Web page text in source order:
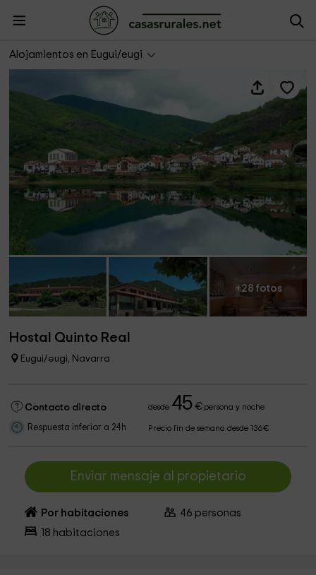
Alojamientos en Eugui/eugi
Hostal Quinto Real
+28 fotos
Hostal Quinto Real
Eugui/eugi, Navarra
Contacto directo desde 45 €persona y noche
Respuesta inferior a 24h Precio fin de semana desde 136€
Enviar mensaje al propietario
Por habitaciones 46 personas
18 habitaciones